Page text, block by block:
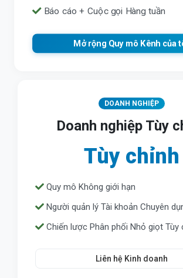
Báo cáo + Cuộc gọi Hàng tuần
Mở rộng Quy mô Kênh của
DOANH NGHIỆP
Doanh nghiệp Tùy
Tùy chỉnh
Quy mô Không giới hạn
Người quản lý Tài khoản Chuyên
Chiến lược Phân phối Nhỏ giọt Tùy
Liên hệ Kinh doanh